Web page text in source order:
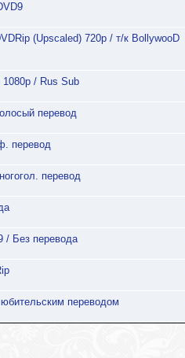
(Upscaled) 720p / т/к BollywooD
/ Rus Sub
перевод
перевод
перевод
/ Без перевода
переводом